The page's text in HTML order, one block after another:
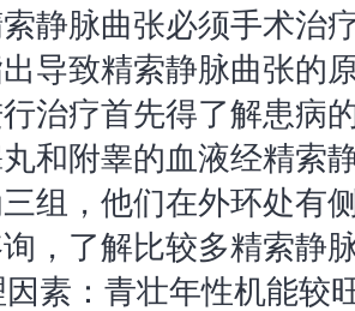
静脉曲张必须手术治
导致精索静脉曲张的
治疗首先得了解患病
和附睾的血液经精索
组，他们在外环处有
，了解比较多精索静
素：青壮年性机能较